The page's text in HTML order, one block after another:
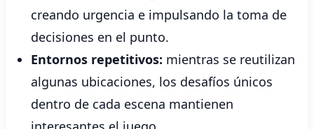
creando urgencia e impulsando la toma de
decisiones en el punto.
Entornos repetitivos: mientras se reutilizan
algunas ubicaciones, los desafíos únicos
dentro de cada escena mantienen